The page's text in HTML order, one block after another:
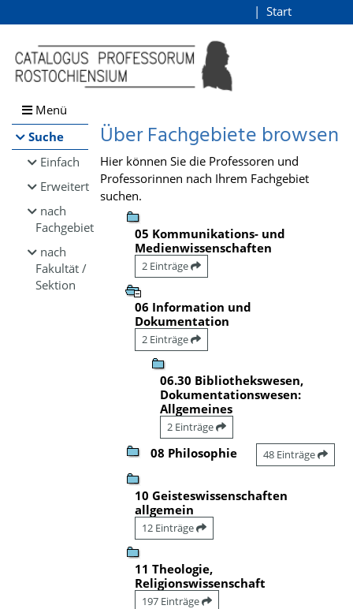
Browsen
direkt zum Inhalt
Start
Menü
Suche
Einfach
Erweitert
nach
Fachgebiet
nach
Fakultät /
Sektion
Über Fachgebiete browsen
Hier können Sie die Professoren und
Professorinnen nach Ihrem Fachgebiet
suchen.
05 Kommunikations- und
Medienwissenschaften
2 Einträge
06 Information und
Dokumentation
2 Einträge
06.30 Bibliothekswesen,
Dokumentationswesen:
Allgemeines
2 Einträge
08 Philosophie 48 Einträge
10 Geisteswissenschaften
allgemein
12 Einträge
11 Theologie,
Religionswissenschaft
197 Einträge